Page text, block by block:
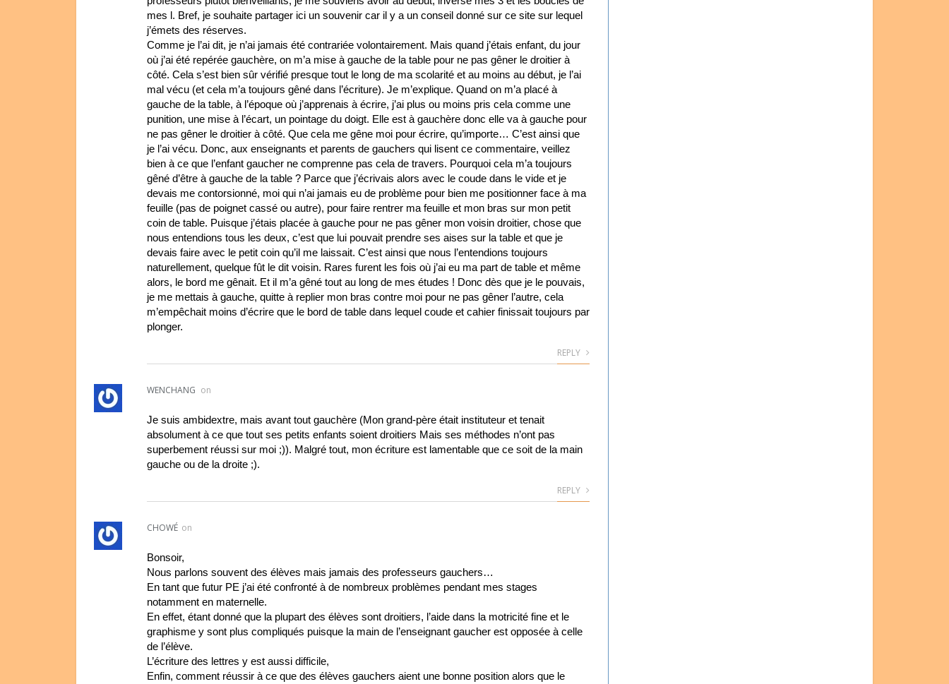
mes l. Bref, je souhaite partager ici un souvenir car il y a un conseil donné sur ce site sur lequel
j’émets des réserves.
Comme je l’ai dit, je n’ai jamais été contrariée volontairement. Mais quand j’étais enfant, du jour
où j’ai été repérée gauchère, on m’a mise à gauche de la table pour ne pas gêner le droitier à
côté. Cela s’est bien sûr vérifié presque tout le long de ma scolarité et au moins au début, je l’ai
mal vécu (et cela m’a toujours gêné dans l’écriture). Je m’explique. Quand on m’a placé à
gauche de la table, à l’époque où j’apprenais à écrire, j’ai plus ou moins pris cela comme une
punition, une mise à l’écart, un pointage du doigt. Elle est à gauchère donc elle va à gauche pour
ne pas gêner le droitier à côté. Que cela me gêne moi pour écrire, qu’importe… C’est ainsi que
je l’ai vécu. Donc, aux enseignants et parents de gauchers qui lisent ce commentaire, veillez
bien à ce que l’enfant gaucher ne comprenne pas cela de travers. Pourquoi cela m’a toujours
gêné d’être à gauche de la table ? Parce que j’écrivais alors avec le coude dans le vide et je
devais me contorsionné, moi qui n’ai jamais eu de problème pour bien me positionner face à ma
feuille (pas de poignet cassé ou autre), pour faire rentrer ma feuille et mon bras sur mon petit
coin de table. Puisque j’étais placée à gauche pour ne pas gêner mon voisin droitier, chose que
nous entendions tous les deux, c’est que lui pouvait prendre ses aises sur la table et que je
devais faire avec le petit coin qu’il me laissait. C’est ainsi que nous l’entendions toujours
naturellement, quelque fût le dit voisin. Rares furent les fois où j’ai eu ma part de table et même
alors, le bord me gênait. Et il m’a gêné tout au long de mes études ! Donc dès que je le pouvais,
je me mettais à gauche, quitte à replier mon bras contre moi pour ne pas gêner l’autre, cela
m’empêchait moins d’écrire que le bord de table dans lequel coude et cahier finissait toujours par
plonger.
REPLY
WENCHANG on
Je suis ambidextre, mais avant tout gauchère (Mon grand-père était instituteur et tenait
absolument à ce que tout ses petits enfants soient droitiers Mais ses méthodes n’ont pas
superbement réussi sur moi ;)). Malgré tout, mon écriture est lamentable que ce soit de la main
gauche ou de la droite ;).
REPLY
CHOWÉ on
Bonsoir,
Nous parlons souvent des élèves mais jamais des professeurs gauchers…
En tant que futur PE j’ai été confronté à de nombreux problèmes pendant mes stages
notamment en maternelle.
En effet, étant donné que la plupart des élèves sont droitiers, l’aide dans la motricité fine et le
graphisme y sont plus compliqués puisque la main de l’enseignant gaucher est opposée à celle
de l’élève.
L’écriture des lettres y est aussi difficile,
Enfin, comment réussir à ce que des élèves gauchers aient une bonne position alors que le